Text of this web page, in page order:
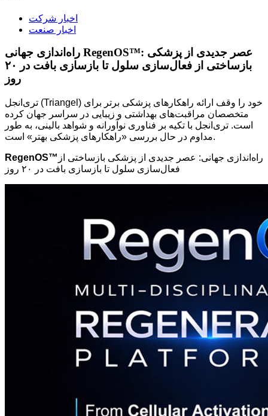
اخبار شرکت
اخبار صنعت
راه‌اندازی جهانی RegenOS™: عصر جدیدی از پزشکی
بازساختی از فعال‌سازی سلول تا بازسازی بافت در ۲۰
روز
تری‌انجل (Triangel) خود را وقف ارائه راهکارهای پزشکی برتر برای
متخصصان مراقبت‌های بهداشتی و زیبایی در سراسر جهان کرده
است. تری‌انجل با تکیه بر فناوری نوآورانه و شواهد بالینی، به طور
مداوم در حال بررسی «راهکارهای پزشکی بهتر» است.
RegenOS™ راه‌اندازی جهانی: عصر جدیدی از پزشکی بازساختی از
فعال‌سازی سلول تا بازسازی بافت در ۲۰ روز